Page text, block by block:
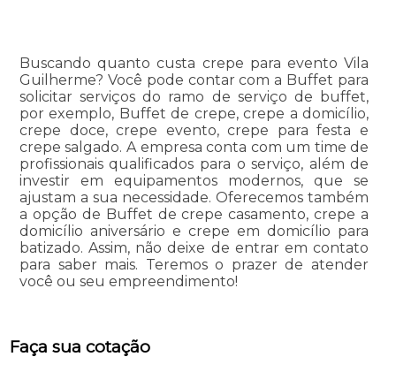
Buscando quanto custa crepe para evento Vila
Guilherme? Você pode contar com a Buffet para
solicitar serviços do ramo de serviço de buffet,
por exemplo, Buffet de crepe, crepe a domicílio,
crepe doce, crepe evento, crepe para festa e
crepe salgado. A empresa conta com um time de
profissionais qualificados para o serviço, além de
investir em equipamentos modernos, que se
ajustam a sua necessidade. Oferecemos também
a opção de Buffet de crepe casamento, crepe a
domicílio aniversário e crepe em domicílio para
batizado. Assim, não deixe de entrar em contato
para saber mais. Teremos o prazer de atender
você ou seu empreendimento!
Faça sua cotação